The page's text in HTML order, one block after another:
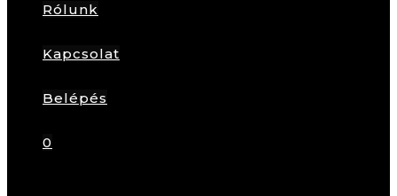
Rólunk
Kapcsolat
Belépés
0